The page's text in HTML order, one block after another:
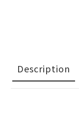
Description